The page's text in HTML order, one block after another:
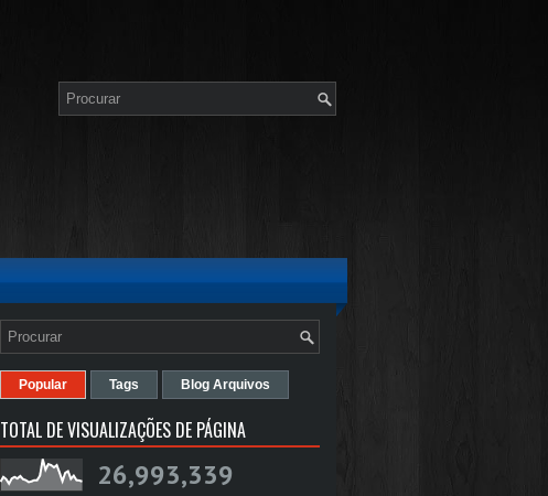
Popular Tags Blog Arquivos
TOTAL DE VISUALIZAÇÕES DE PÁGINA
26,993,339